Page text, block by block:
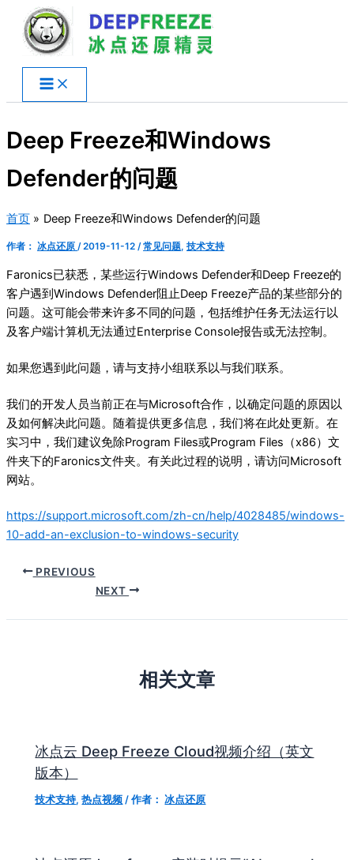
Deep Freeze和Windows
Defender的问题
首页 Deep Freeze和Windows Defender的问题
作者： 冰点还原 /2019-11-12 /常见问题, 技术支持
Faronics已获悉，某些运行Windows Defender和Deep Freeze的
客户遇到Windows Defender阻止Deep Freeze产品的某些部分的
问题。这可能会带来许多不同的问题，包括维护任务无法运行以
及客户端计算机无法通过Enterprise Console报告或无法控制。
如果您遇到此问题，请与支持小组联系以与我们联系。
我们的开发人员当前正在与Microsoft合作，以确定问题的原因以
及如何解决此问题。随着提供更多信息，我们将在此处更新。在
实习中，我们建议免除Program Files或Program Files（x86）文
件夹下的Faronics文件夹。有关此过程的说明，请访问Microsoft
网站。
https://support.microsoft.com/zh-cn/help/4028485/windows-
10-add-an-exclusion-to-windows-security
PREVIOUS
NEXT
相关文章
冰点云 Deep Freeze Cloud视频介绍（英文
版本）
技术支持,热点视频 / 作者： 冰点还原